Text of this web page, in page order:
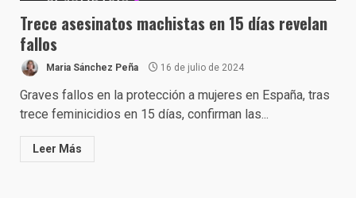
Trece asesinatos machistas en 15 días revelan
fallos
Maria Sánchez Peña 16 de julio de 2024
Graves fallos en la protección a mujeres en España, tras
trece feminicidios en 15 días, confirman las...
Leer Más